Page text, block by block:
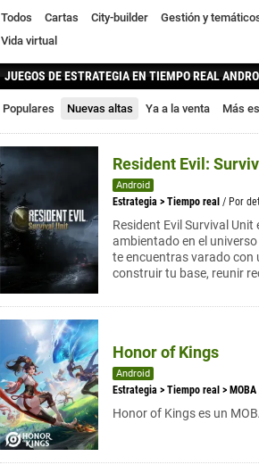
Todos Cartas City-builder Gestión y
Vida virtual
JUEGOS DE ESTRATEGIA EN TIEMPO REAL
Populares Nuevas altas Ya a la venta Más
Resident Evil:
Android
Estrategia > Tiempo real / Por
Resident Evil Survival
ambientado en el
te encuentras varado con
construir tu base, reunir
Honor of Kings
Android
Estrategia > Tiempo real > MOBA
Honor of Kings es un